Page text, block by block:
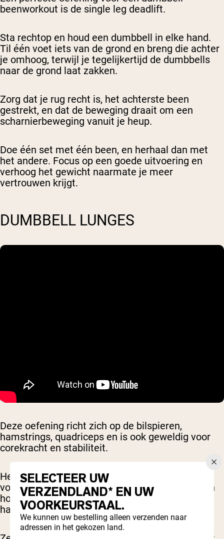
beenworkout is de single leg deadlift.
Sta rechtop en houd een dumbbell in elke hand.
Til één voet iets van de grond en breng die achter
je omhoog, terwijl je tegelijkertijd de dumbbells
naar de grond laat zakken.
Zorg dat je rug recht is, het achterste been
gestrekt, en dat de beweging draait om een
scharnierbeweging vanuit je heup.
Doe één set met één been, en herhaal dan met
het andere. Focus op een goede uitvoering en
verhoog het gewicht naarmate je meer
vertrouwen krijgt.
DUMBBELL LUNGES
Deze oefening richt zich op de bilspieren,
hamstrings, quadriceps en is ook geweldig voor
corekracht en stabiliteit.
Het is een eenvoudige beweging. Sta met je
voeten op heupbreedte, knieën licht gebogen, en
houd twee dumbbells langs je zij, met de
handpalmen naar binnen gericht.
SELECTEER UW
VERZENDLAND* EN UW
VOORKEURSTAAL.
We kunnen uw bestelling alleen verzenden naar
adressen in het gekozen land.